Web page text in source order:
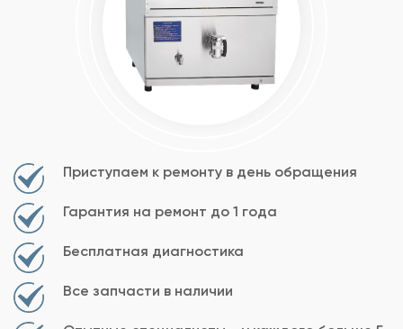
Приступаем к ремонту в день обращения
Гарантия на ремонт до 1 года
Бесплатная диагностика
Все запчасти в наличии